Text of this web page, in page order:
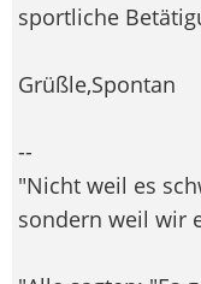
sportliche
Grüßle,Spontan
--
"Nicht weil es
sondern weil wir